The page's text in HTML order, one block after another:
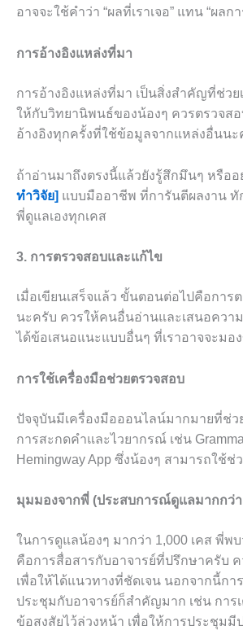
อาจจะใช้คำว่า “ผลที่เราเจอ” แทน “ผลก
การอ้างอิงแหล่งที่มา
การอ้างอิงแหล่งที่มา เป็นสิ่งสำคัญที่ช่ว
ให้กับวิทยานิพนธ์ของน้องๆ ควรตรวจสอ
อ้างอิงทุกครั้งที่ใช้ข้อมูลจากแหล่งอื่นนะ
ถ้าอ่านมาถึงตรงนี้แล้วยังรู้สึกมึนๆ หรือ
ทำวิจัย] แบบมืออาชีพ ที่การันตีผลงาน ทั
พี่ดูแลเองทุกเคส
3. การตรวจสอบและแก้ไข
เมื่อเขียนเสร็จแล้ว ขั้นตอนต่อไปคือการ
นะครับ ควรให้คนอื่นอ่านและเสนอควา
ได้ข้อเสนอแนะแบบอื่นๆ ที่เราอาจจะมอ
การใช้เครื่องมือช่วยตรวจสอบ
ปัจจุบันมีเครื่องมือออนไลน์มากมายที่ช่ว
การสะกดคำและไวยากรณ์ เช่น
Hemingway App ซึ่งน้องๆ สามารถใช้ช่
มุมมองจากพี่ (ประสบการณ์ดูแลมากกว่า
ในการดูแลน้องๆ มากว่า 1,000 เคส พี่พ
คือการสื่อสารกับอาจารย์ที่ปรึกษาครับ
เพื่อให้ได้แนวทางที่ชัดเจน นอกจากนี้กา
ประชุมกับอาจารย์ก็สำคัญมาก เช่น การ
ข้อสงสัยไว้ล่วงหน้า เพื่อให้การประชุม